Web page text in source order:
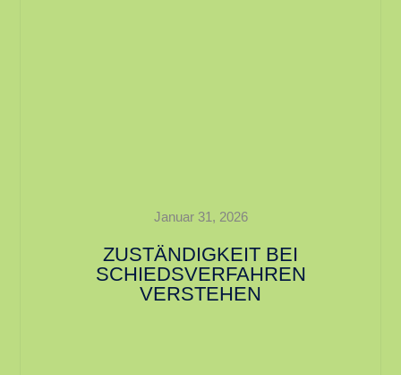
Januar 31, 2026
ZUSTÄNDIGKEIT BEI
SCHIEDSVERFAHREN
VERSTEHEN